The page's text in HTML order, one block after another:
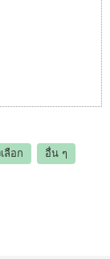
ลือก
อื่น ๆ